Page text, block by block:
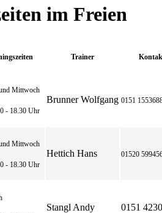
im Freien
Trainer
Mittwoch
- 18.30 Uhr
Brunner Wolfgang 0151
Mittwoch
- 18.30 Uhr
Hettich Hans 01520
Stangl Andy 0151